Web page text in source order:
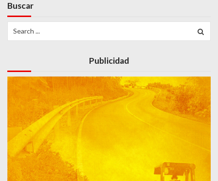
Buscar
for:
Publicidad